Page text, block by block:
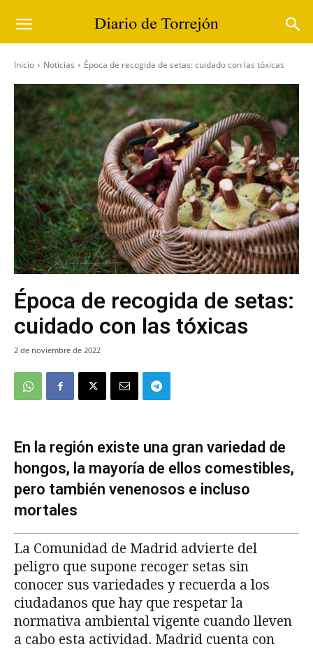
Inicio Noticias Época de recogida de setas: cuidado con las tóxicas
Época de recogida de setas:
cuidado con las tóxicas
2 de noviembre de 2022
En la región existe una gran variedad de
hongos, la mayoría de ellos comestibles,
pero también venenosos e incluso
mortales
La Comunidad de Madrid advierte del
peligro que supone recoger setas sin
conocer sus variedades y recuerda a los
ciudadanos que hay que respetar la
normativa ambiental vigente cuando lleven
a cabo esta actividad. Madrid cuenta con